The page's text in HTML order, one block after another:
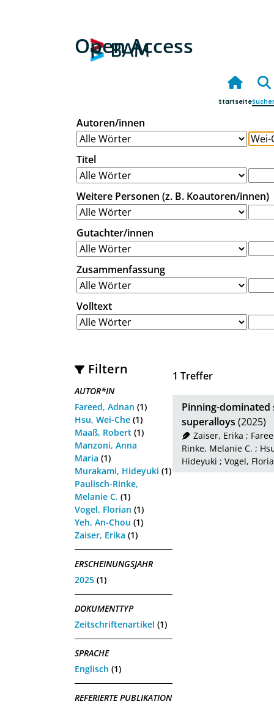
Open Access
Startseite
Autoren/innen
Titel
Weitere Personen (z. B. Koautoren/innen)
Gutachter/innen
Zusammenfassung
Volltext
Filtern
AUTOR*IN
Fareed, Adnan (1)
Hsu, Wei-Che (1)
Maaß, Robert (1)
Manzoni, Anna
Maria (1)
Murakami, Hideyuki (1)
Paulisch-Rinke,
Melanie C. (1)
Vogel, Florian (1)
Yeh, An-Chou (1)
Zaiser, Erika (1)
ERSCHEINUNGSJAHR
2025 (1)
DOKUMENTTYP
Zeitschriftenartikel (1)
SPRACHE
Englisch (1)
REFERIERTE PUBLIKATION
1 Treffer
Pinning-
superalloys (2025)
Zaiser, Erika ;
Rinke, Melanie C. ;
Hideyuki ; Vogel,